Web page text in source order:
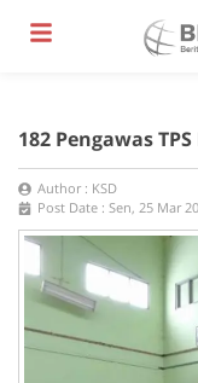
182 Pengawas
Author : KSD
Post Date : Sen, 25 Mar